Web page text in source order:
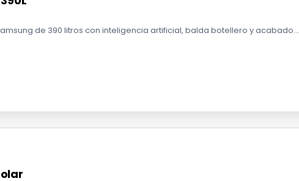
de 390 litros con inteligencia artificial, balda botellero y acabado...